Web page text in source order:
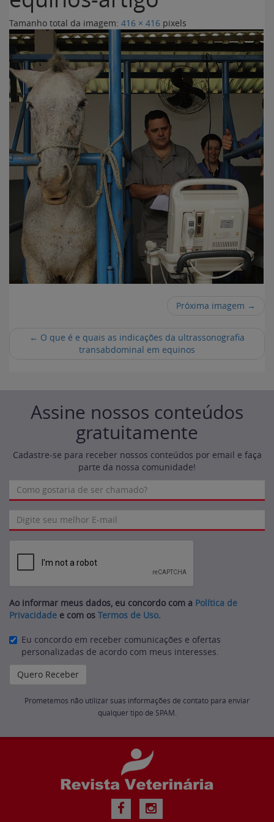
Tamanho total da imagem: 416 × 416 pixels
Próxima imagem →
← O que é e quais as indicações da ultrassonografia
transabdominal em equinos
Assine nossos conteúdos
gratuitamente
Cadastre-se para receber nossos conteúdos por email e faça
parte da nossa comunidade!
Ao informar meus dados, eu concordo com a Política de
Privacidade e com os Termos de Uso.
Eu concordo em receber comunicações e ofertas
personalizadas de acordo com meus interesses.
Prometemos não utilizar suas informações de contato para enviar
qualquer tipo de SPAM.